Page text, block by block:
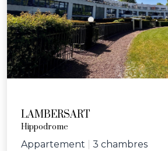
LAMBERSART
Hippodrome
Appartement 3 chambres